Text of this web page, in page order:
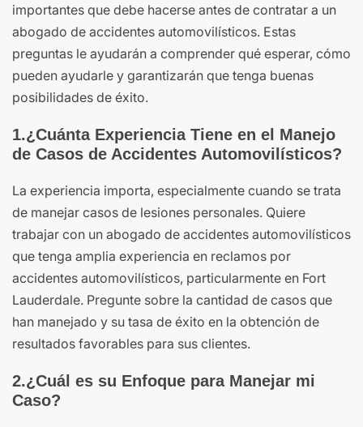
importantes que debe hacerse antes de contratar a un
abogado de accidentes automovilísticos. Estas
preguntas le ayudarán a comprender qué esperar, cómo
pueden ayudarle y garantizarán que tenga buenas
posibilidades de éxito.
1.¿Cuánta Experiencia Tiene en el Manejo
de Casos de Accidentes Automovilísticos?
La experiencia importa, especialmente cuando se trata
de manejar casos de lesiones personales. Quiere
trabajar con un abogado de accidentes automovilísticos
que tenga amplia experiencia en reclamos por
accidentes automovilísticos, particularmente en Fort
Lauderdale. Pregunte sobre la cantidad de casos que
han manejado y su tasa de éxito en la obtención de
resultados favorables para sus clientes.
2.¿Cuál es su Enfoque para Manejar mi
Caso?